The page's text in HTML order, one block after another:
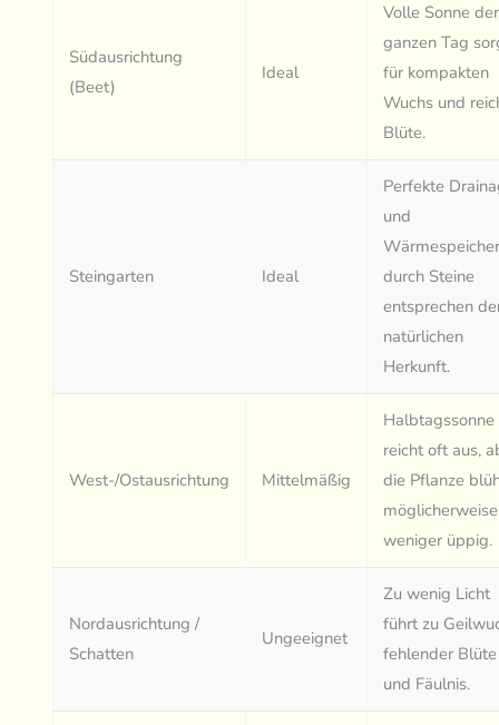
Südausrichtung
(Beet)
Ideal
Volle Sonne
ganzen Tag
für kompakten
Wuchs und
Blüte.
Steingarten Ideal
Perfekte
und
durch Steine
entsprechen
natürlichen
Herkunft.
West-/Ostausrichtung Mittelmäßig
Halbtagssonne
reicht oft aus,
die Pflanze
möglicherweise
weniger üppig.
Nordausrichtung /
Schatten
Ungeeignet
Zu wenig Licht
führt zu
fehlender Blüte
und Fäulnis.